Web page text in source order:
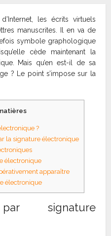
les écrits virtuels
manuscrites. Il en va de
symbole graphologique
cède maintenant la
Mais qu’en est-il de sa
? Le point s’impose sur la
?
la signature électronique
électronique
apparaître
électronique
par signature